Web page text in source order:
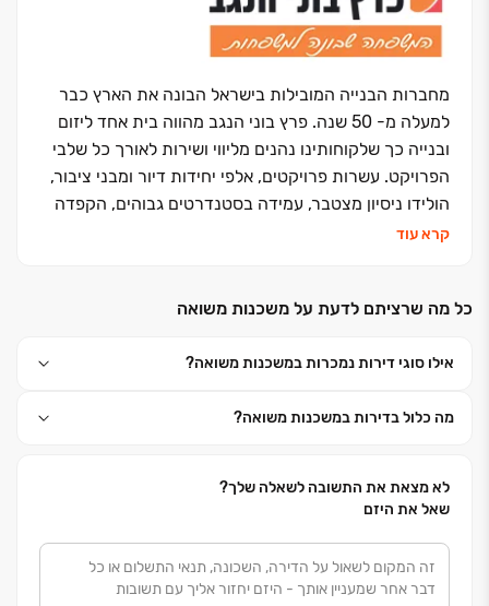
מחברות הבנייה המובילות בישראל הבונה את הארץ כבר
למעלה מ- 50 שנה. פרץ בוני הנגב מהווה בית אחד ליזום
ובנייה כך שלקוחותינו נהנים מליווי ושירות לאורך כל שלבי
הפרויקט. עשרות פרויקטים, אלפי יחידות דיור ומבני ציבור,
הולידו ניסיון מצטבר, עמידה בסטנדרטים גבוהים, הקפדה
ביזום, בתכנון, בבניה ובשירות ללקוחות, שזיכו אותנו בשם
פרץ בוני הנגב
קרא עוד
כל מה שרציתם לדעת על משכנות משואה
אילו סוגי דירות נמכרות במשכנות משואה?
מה כלול בדירות במשכנות משואה?
לא מצאת את התשובה לשאלה שלך?
שאל את היזם